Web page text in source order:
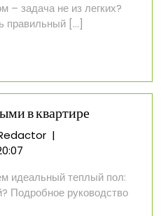
под
полом
– задача не из легких?
правильный [...]
в квартире
Как
теплыми
в
|
идеальный теплый пол:
Подробное руководство